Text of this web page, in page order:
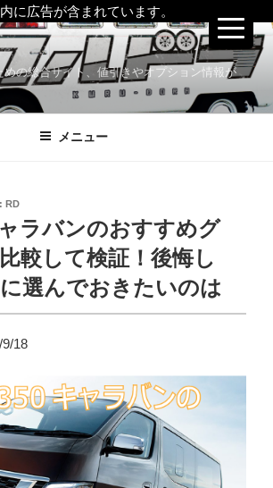
に広告が含まれています。
めの総合サイト、値引きやオプション情報が
メニュー
RD
ラバンのおすすめグ
較して検証！後悔し
選んでおきたいのは
18